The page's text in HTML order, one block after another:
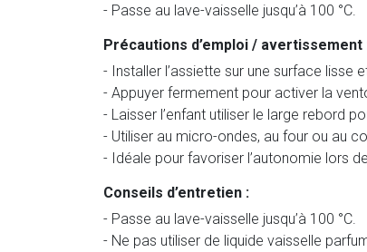
- Passe au lave-vaisselle jusqu’à 100 °C.
Précautions d’emploi / avertissement
- Installer l’assiette sur une surface lisse
- Appuyer fermement pour activer la
- Laisser l’enfant utiliser le large rebord
- Utiliser au micro-ondes, au four ou au
- Idéale pour favoriser l’autonomie lors
Conseils d’entretien :
- Passe au lave-vaisselle jusqu’à 100 °C.
- Ne pas utiliser de liquide vaisselle